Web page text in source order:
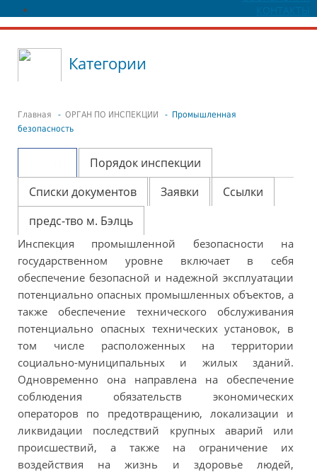
КОНТАКТЫ
Категории
Главная - ОРГАН ПО ИНСПЕКЦИИ - Промышленная
безопасность
Порядок инспекции
Списки документов
Заявки
Cсылки
предс-тво м. Бэлць
Инспекция промышленной безопасности на
государственном уровне включает в себя
обеспечение безопасной и надежной эксплуатации
потенциально опасных промышленных объектов, а
также обеспечение технического обслуживания
потенциально опасных технических установок, в
том числе расположенных на территории
социально-муниципальных и жилых зданий.
Одновременно она направлена на обеспечение
соблюдения обязательств экономических
операторов по предотвращению, локализации и
ликвидации последствий крупных аварий или
происшествий, а также на ограничение их
воздействия на жизнь и здоровье людей,